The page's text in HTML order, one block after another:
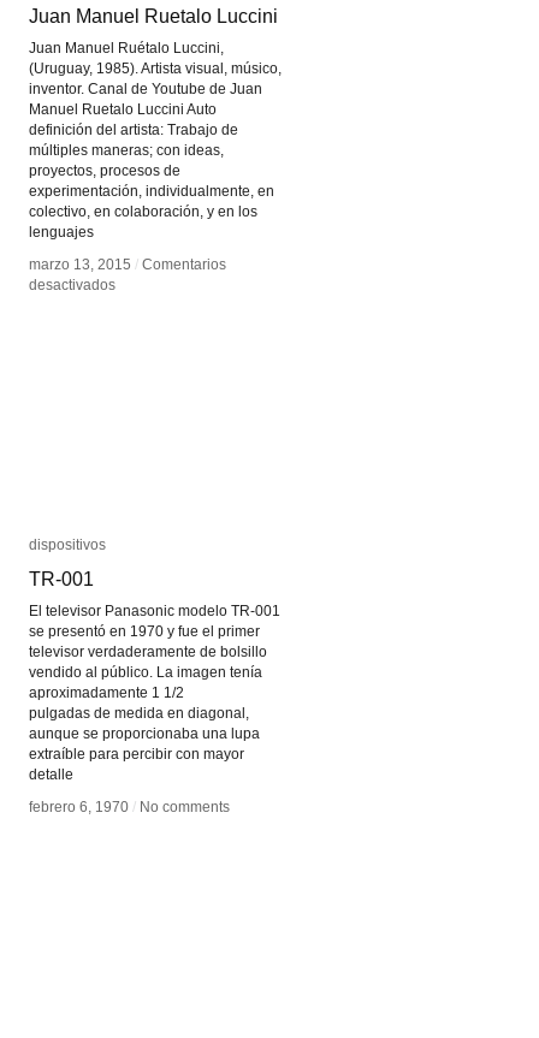
Juan Manuel Ruetalo Luccini
Juan Manuel Ruétalo Luccini,
(Uruguay, 1985). Artista visual, músico,
inventor. Canal de Youtube de Juan
Manuel Ruetalo Luccini Auto
definición del artista: Trabajo de
múltiples maneras; con ideas,
proyectos, procesos de
experimentación, individualmente, en
colectivo, en colaboración, y en los
lenguajes
marzo 13, 2015 / Comentarios
desactivadosen
Juan Manuel Ruetalo Luccini
marzo 13, 2015 / Comentarios
desactivadosen
dispositivos
TR-001
El televisor Panasonic modelo TR-001
se presentó en 1970 y fue el primer
televisor verdaderamente de bolsillo
vendido al público. La imagen tenía
aproximadamente 1 1/2
pulgadas de medida en diagonal,
aunque se proporcionaba una lupa
extraíble para percibir con mayor
detalle
febrero 6, 1970 / No comments
dispositivos
TR-001
febrero 6, 1970 / No comments